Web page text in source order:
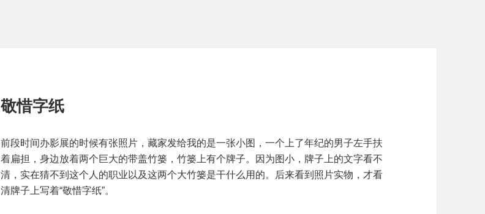
敬惜字纸
前段时间办影展的时候有张照片，藏家发给我的是一张小图，一个上了年纪的男子左手扶
着扁担，身边放着两个巨大的带盖竹篓，竹篓上有个牌子。因为图小，牌子上的文字看不
清，实在猜不到这个人的职业以及这两个大竹篓是干什么用的。后来看到照片实物，才看
清牌子上写着“敬惜字纸”。